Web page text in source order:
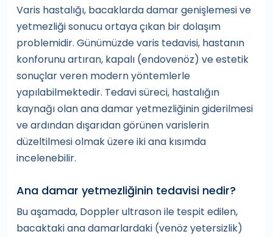
Varis hastalığı, bacaklarda damar genişlemesi ve
yetmezliği sonucu ortaya çıkan bir dolaşım
problemidir. Günümüzde varis tedavisi, hastanın
konforunu artıran, kapalı (endovenöz) ve estetik
sonuçlar veren modern yöntemlerle
yapılabilmektedir. Tedavi süreci, hastalığın
kaynağı olan ana damar yetmezliğinin giderilmesi
ve ardından dışarıdan görünen varislerin
düzeltilmesi olmak üzere iki ana kısımda
incelenebilir.
Ana damar yetmezliğinin tedavisi nedir?
Bu aşamada, Doppler ultrason ile tespit edilen,
bacaktaki ana damarlardaki (venöz yetersizlik)